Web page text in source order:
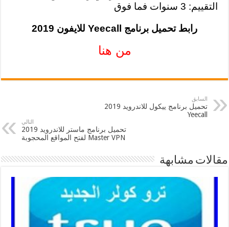
التقييم: 3 سنوات فما فوق
رابط تحميل برنامج Yeecall للايفون 2019
من هنا
السابق
تحميل برنامج ييكول للاندرويد 2019
Yeecall
التالي
تحميل برنامج ماستر للاندرويد 2019
Master VPN لفتح المواقع المحجوبة
مقالات مشابهة